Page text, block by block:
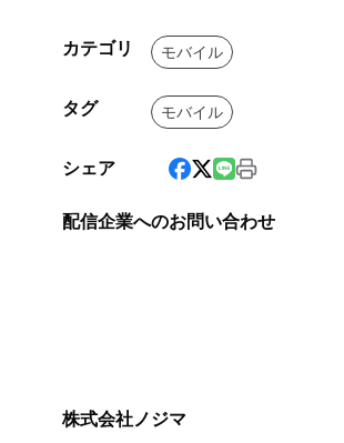
カテゴリ モバイル
タグ モバイル
シェア
配信企業へのお問い合わせ
株式会社ノジマ